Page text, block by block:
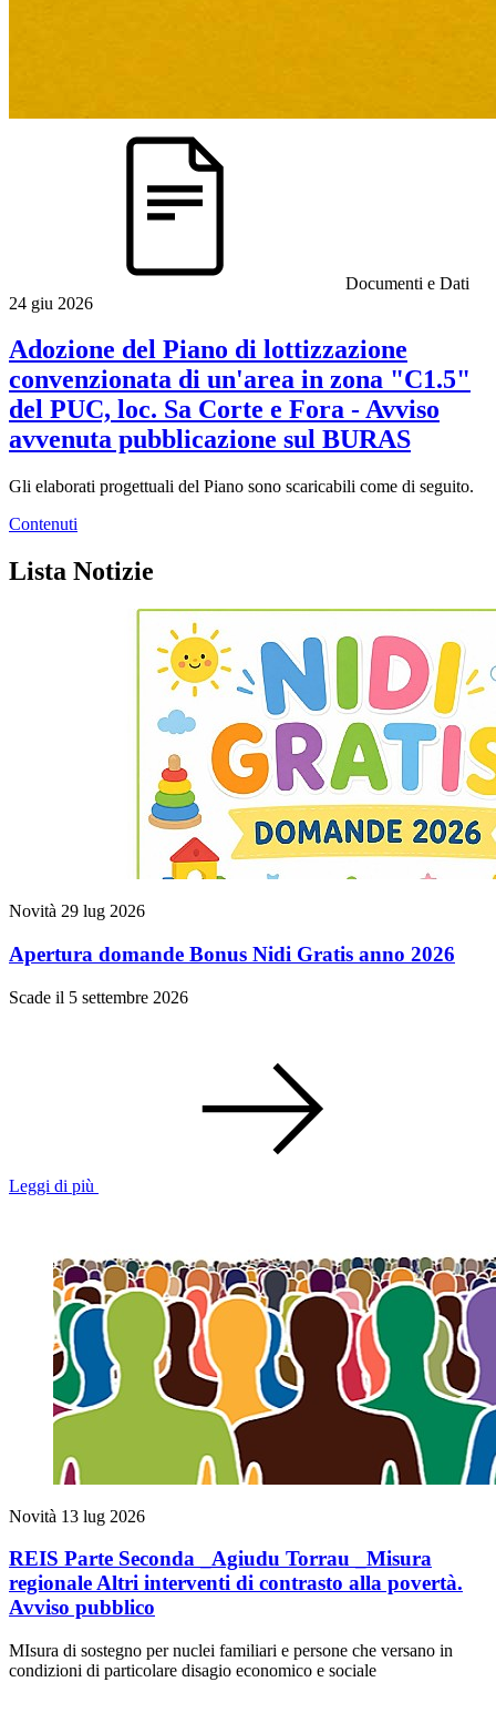
Documenti e Dati
24 giu 2026
Adozione del Piano di lottizzazione
convenzionata di un'area in zona "C1.5"
del PUC, loc. Sa Corte e Fora - Avviso
avvenuta pubblicazione sul BURAS
Gli elaborati progettuali del Piano sono scaricabili come di seguito.
Contenuti
Lista Notizie
Novità 29 lug 2026
Apertura domande Bonus Nidi Gratis anno 2026
Scade il 5 settembre 2026
Leggi di più
Novità 13 lug 2026
REIS Parte Seconda _Agiudu Torrau _Misura
regionale Altri interventi di contrasto alla povertà.
Avviso pubblico
MIsura di sostegno per nuclei familiari e persone che versano in
condizioni di particolare disagio economico e sociale